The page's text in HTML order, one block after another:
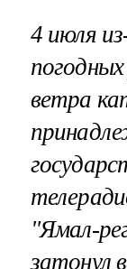
4 июля
ветра
"Ямал-
затонул